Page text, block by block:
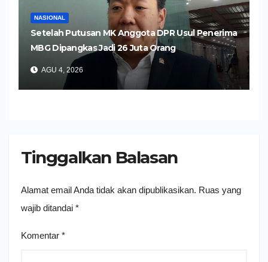
NASIONAL
Setelah Putusan MK Anggota DPR Usul Penerima
MBG Dipangkas Jadi 26 Juta Orang
AGU 4, 2026
Tinggalkan Balasan
Alamat email Anda tidak akan dipublikasikan. Ruas yang
wajib ditandai *
Komentar *